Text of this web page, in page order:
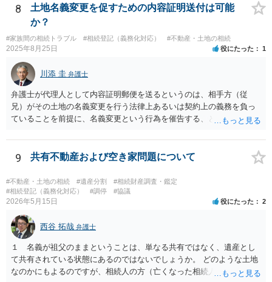
しないと 借地契約を解除されてしまう可能性があると思います。 長
いこと使用していなかったので、無償で貸していたのであれば 使用貸
借は目的が達成され終了したとして、明渡をしてもらったら良いと思
います。 複雑な事情がありますので、弁護士に面談で詳しい事情を
話して相談されたら良いと思います。
8
土地名義変更を促すための内容証明送付は可能
か？
#家族間の相続トラブル #相続登記（義務化対応） #不動産・土地の相続
2025年8月25日 役にたった 1
川添 圭 弁護士
弁護士が代理人として内容証明郵便を送るというのは、相手方（従
兄）がその土地の名義変更を行う法律上あるいは契約上の義務を負っ
ていることを前提に、名義変更という行為を催告する、という使い方
ベースの場合、仮に弁護士から通知するとしてもソフトな表現を使っ
た「お手紙」にならざるを得ず、内容証明郵便が不適当なケースもあ
るでしょう。 つまり、本件で「弁護士から内容証明を送り土地の名義
変更を促すことが出来るかどうか」を判断するためには、詳しい背景
事情が必要です。詳しい事情もとに、弁護士へ直接ご相談いただいた
方がよいでしょう。
9 共有不動産および空き家問題について
#不動産・土地の相続 #遺産分割
#相続財産調査・鑑定
#相続登記（義務化対応）
#調停 #協議
2026年5月15日 役にたった 2
西谷 拓哉 弁護士
１ 名義が祖父のままということは、単なる共有ではなく、遺産とし
て共有されている状態にあるのではないでしょうか。 どのような土地
なのかにもよるのですが、相続人の方（亡くなった相続人がおられる